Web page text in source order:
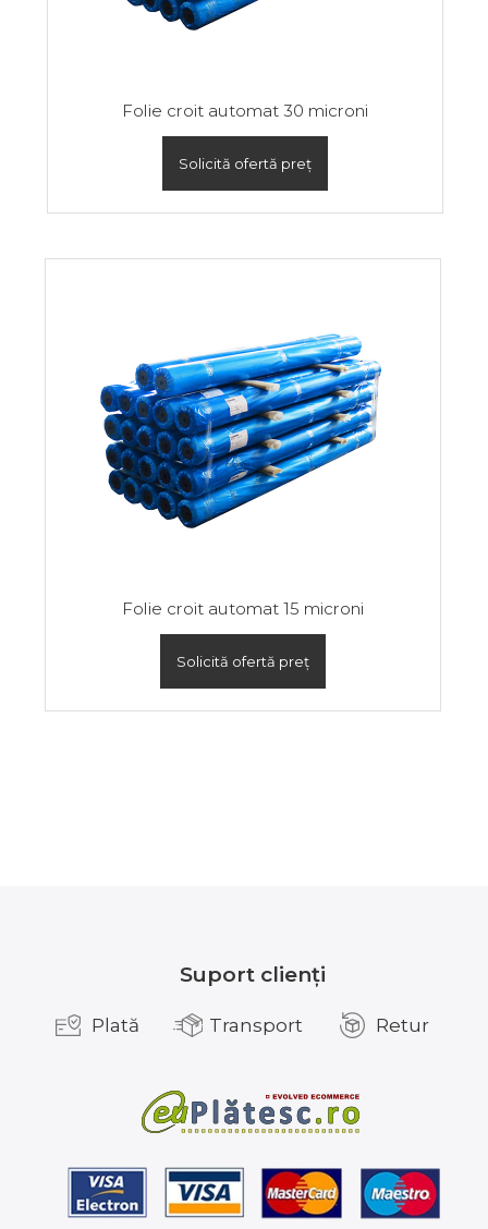
Folie croit automat 30 microni
Solicită ofertă preț
Folie croit automat 15 microni
Solicită ofertă preț
Suport clienți
Plată Transport Retur